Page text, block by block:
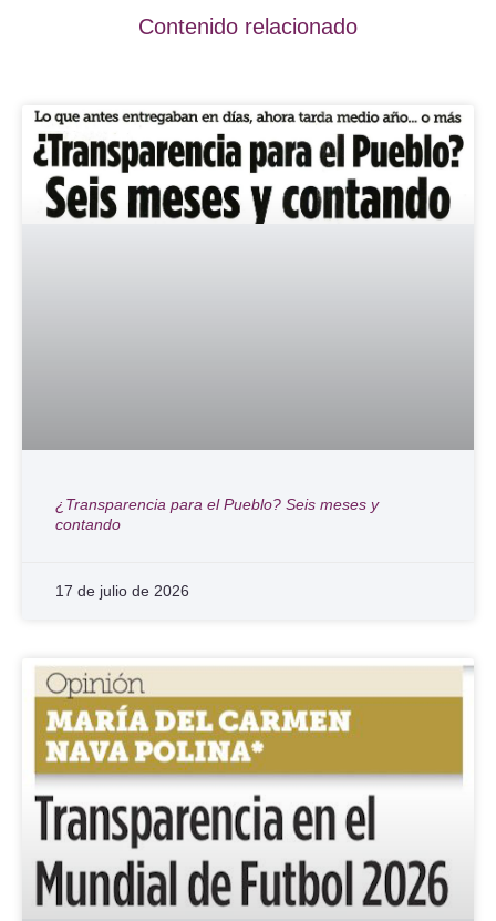
Contenido relacionado
¿Transparencia para el Pueblo? Seis meses y
contando
17 de julio de 2026